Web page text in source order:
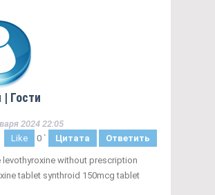
| Гости
2024 22:05
Like
0 ` Цитата Ответить
levothyroxine without prescription
tablet synthroid 150mcg tablet